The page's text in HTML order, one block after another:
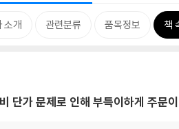
소개 관련분류 품목정보 책
단가 문제로 인해 부득이하게 주문